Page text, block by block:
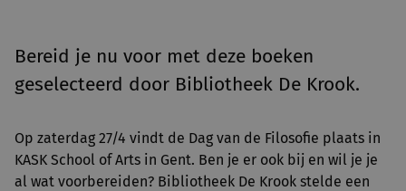
Bereid je nu voor met deze boeken
geselecteerd door Bibliotheek De Krook.
Op zaterdag 27/4 vindt de Dag van de Filosofie plaats in
KASK School of Arts in Gent. Ben je er ook bij en wil je je
al wat voorbereiden? Bibliotheek De Krook stelde een